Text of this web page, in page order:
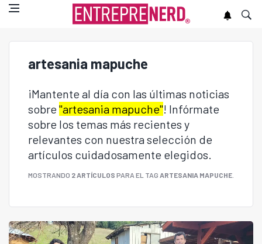
artesania mapuche
¡Mantente al día con las últimas noticias
sobre "artesania mapuche"! Infórmate
sobre los temas más recientes y
relevantes con nuestra selección de
artículos cuidadosamente elegidos.
MOSTRANDO 2 ARTÍCULOS PARA EL TAG ARTESANIA MAPUCHE